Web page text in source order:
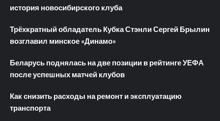
история новосибирского клуба
Трёхкратный обладатель Кубка Стэнли Сергей Брылин
возглавил минское «Динамо»
Беларусь поднялась на две позиции в рейтинге УЕФА
после успешных матчей клубов
Как снизить расходы на ремонт и эксплуатацию
транспорта